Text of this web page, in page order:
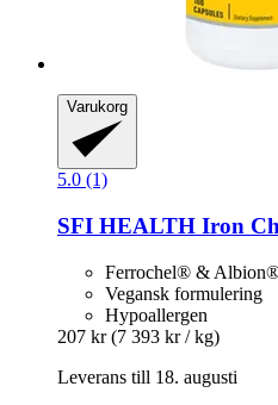
Varukorg
5.0 (1)
SFI HEALTH Iron
Ferrochel® & Albion®
Vegansk formulering
Hypoallergen
207 kr (7 393 kr / kg)
Leverans till 18. augusti